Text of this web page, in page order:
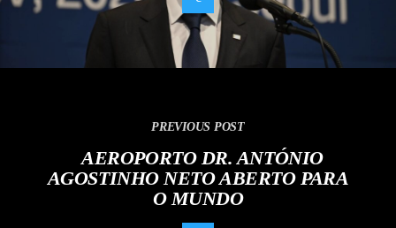
PREVIOUS POST
AEROPORTO DR. ANTÓNIO
AGOSTINHO NETO ABERTO PARA
O MUNDO